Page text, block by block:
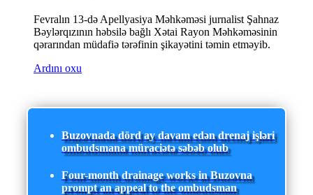
Fevralın 13-də Apellyasiya Məhkəməsi jurnalist Şahnaz
Bəylərqızının həbsilə bağlı Xətai Rayon Məhkəməsinin
qərarından müdafiə tərəfinin şikayətini təmin etməyib.
Ardını oxu
Buzovnada dörd ay davam edən drenaj işləri
ombudsmana müraciətə səbəb olub
Four-month drainage works in Buzovna
prompt an appeal to the ombudsman